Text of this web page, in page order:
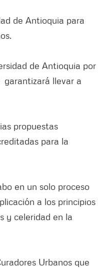
de Antioquia para
de Antioquia por
garantizará llevar a
propuestas
para la
en un solo proceso
a los principios
y celeridad en la
Urbanos que